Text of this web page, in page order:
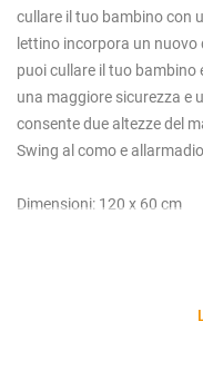
cullare il tuo bambino con
lettino incorpora un
puoi cullare il tuo bambino
una maggiore sicurezza e
consente due altezze del
Swing al como e
Dimensioni: 120 x 60 cm